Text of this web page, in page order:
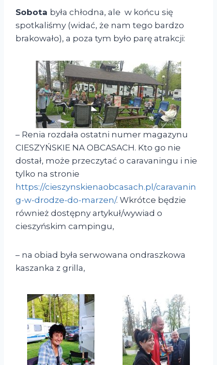
Sobota była chłodna, ale w końcu się
spotkaliśmy (widać, że nam tego bardzo
brakowało), a poza tym było parę atrakcji:
– Renia rozdała ostatni numer magazynu
CIESZYŃSKIE NA OBCASACH. Kto go nie
dostał, może przeczytać o caravaningu i nie
tylko na stronie
https://cieszynskienaobcasach.pl/caravanin
g-w-drodze-do-marzen/. Wkrótce będzie
również dostępny artykuł/wywiad o
cieszyńskim campingu,
– na obiad była serwowana ondraszkowa
kaszanka z grilla,